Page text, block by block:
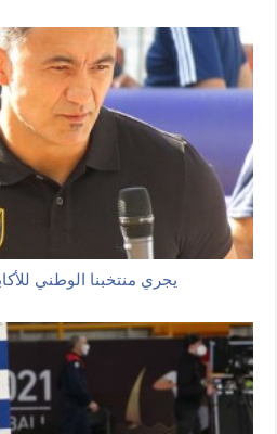
يجري منتخبنا الوطني